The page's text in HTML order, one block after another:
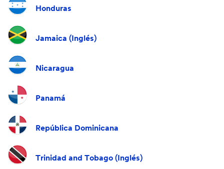
Honduras
Jamaica (Inglés)
Nicaragua
Panamá
República Dominicana
Trinidad and Tobago (Inglés)